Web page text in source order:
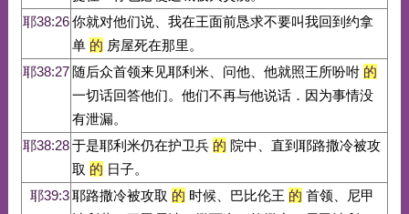
耶38:26你就对他们说、我在王面前恳求不要叫我回到约拿
单 的 房屋死在那里。
耶38:27 随后众首领来见耶利米、问他、他就照王所吩咐 的
一切话回答他们。他们不再与他说话．因为事情没
有泄漏。
耶38:28于是耶利米仍在护卫兵 的 院中、直到耶路撒冷被攻
取 的 日子。
耶39:3耶路撒冷被攻取 的 时候、巴比伦王 的 首领、尼甲